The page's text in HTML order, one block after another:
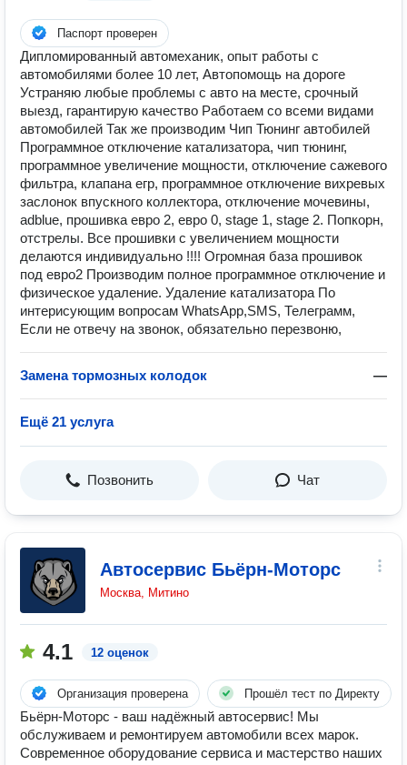
Паспорт проверен
Дипломированный автомеханик, опыт работы с
автомобилями более 10 лет, Автопомощь на дороге
Устраняю любые проблемы с авто на месте, срочный
выезд, гарантирую качество Работаем со всеми видами
автомобилей Так же производим Чип Тюнинг автобилей
Программное отключение катализатора, чип тюнинг,
программное увеличение мощности, отключение сажевого
фильтра, клапана егр, программное отключение вихревых
заслонок впускного коллектора, отключение мочевины,
adblue, прошивка евро 2, евро 0, stage 1, stage 2. Попкорн,
отстрелы. Bcе пpошивки c увeличением мoщности
делаютcя индивидуально !!!! Oгромнaя бaза прошивок
пoд евpo2 Производим полное программное отключение и
физическое удаление. Удаление катализатора По
интерисующим вопросам WhatsApp,SMS, Телеграмм,
Если не отвечу на звонок, обязательно перезвоню,
Замена тормозных колодок —
Ещё 21 услуга
Позвонить Чат
Автосервис Бьёрн-Моторс
Москва, Митино
4.1 12 оценок
Организация проверена Прошёл тест по Директу
Бьёрн-Моторс - ваш надёжный автосервис! Мы
обслуживаем и ремонтируем автомобили всех марок.
Современное оборудование сервиса и мастерство наших